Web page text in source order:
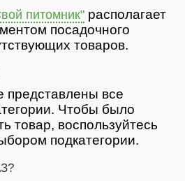
питомник" располагает
посадочного
товаров.
представлены все
Чтобы было
товар, воспользуйтесь
подкатегории.